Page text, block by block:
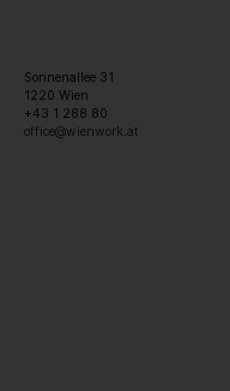
Sonnenallee 31
1220 Wien
+43 1 288 80
office@wienwork.at